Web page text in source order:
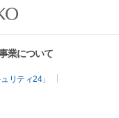
業について
リティ24」